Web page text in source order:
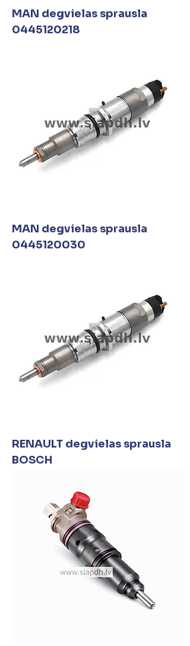
MAN degvielas sprausla
0445120218
MAN degvielas sprausla
0445120030
RENAULT degvielas sprausla
BOSCH